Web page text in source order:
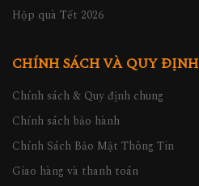
Hộp quà Tết 2026
CHÍNH SÁCH VÀ QUY ĐỊNH
Chính sách & Quy định chung
Chính sách bảo hành
Chính Sách Bảo Mật Thông Tin
Giao hàng và thanh toán